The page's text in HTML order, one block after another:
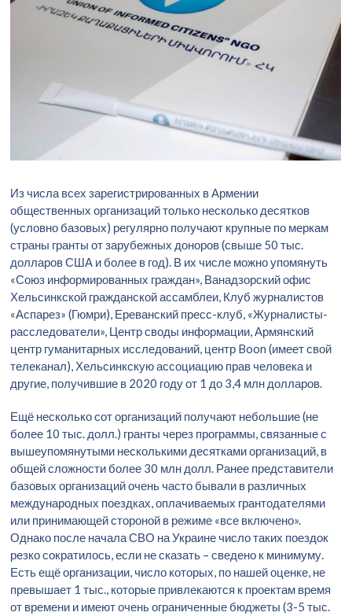
Из числа всех зарегистрированных в Армении
общественных организаций только несколько десятков
(условно базовых) регулярно получают крупные по меркам
страны гранты от зарубежных доноров (свыше 50 тыс.
долларов США и более в год). В их числе можно упомянуть
«Союз информированных граждан», Ванадзорский офис
Хельсинкской гражданской ассамблеи, Клуб журналистов
«Аспарез» (Гюмри), Ереванский пресс-клуб, «Журналисты-
расследователи», Центр своды информации, Армянский
центр гуманитарных исследований, центр Boon (имеет свой
телеканал), Хельсинкскую ассоциацию прав человека и
другие, получившие в 2020 году от 1 до 3,4 млн долларов.
Ещё несколько сот организаций получают небольшие (не
более 10 тыс. долл.) гранты через программы, связанные с
вышеупомянутыми несколькими десятками организаций, в
общей сложности более 30 млн долл. Ранее представители
базовых организаций очень часто бывали в различных
международных поездках, оплачиваемых грантодателями
или принимающей стороной в режиме «все включено».
Однако после начала СВО на Украине число таких поездок
резко сократилось, если не сказать – сведено к минимуму.
Есть ещё организации, число которых, по нашей оценке, не
превышает 1 тыс., которые привлекаются к проектам время
от времени и имеют очень ограниченные бюджеты (3-5 тыс.